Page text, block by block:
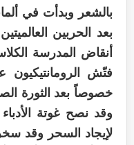
بالشعر وبدأت في
بعد الحربين
أنقاض المدرسة
فتّش
خصوصاً بعد الثورة
وقد نصح غوتة
لإيجاد السحر وقد